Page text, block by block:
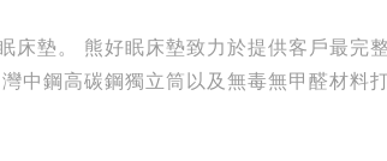
家睡眠服務，採用高品質
鋼高碳鋼獨立筒以及無毒無甲醛材料打造